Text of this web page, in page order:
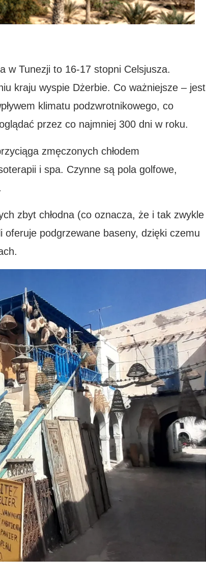
w Tunezji to 16-17 stopni Celsjusza.
kraju wyspie Dżerbie. Co ważniejsze – jest
klimatu podzwrotnikowego, co
przez co najmniej 300 dni w roku.
zmęczonych chłodem
i spa. Czynne są pola golfowe,
zbyt chłodna (co oznacza, że i tak zwykle
oferuje podgrzewane baseny, dzięki czemu